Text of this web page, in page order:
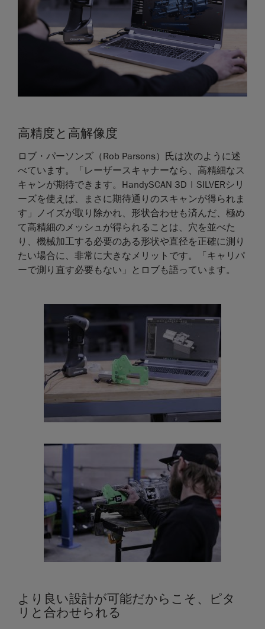
高精度と高解像度
ロブ・パーソンズ（Rob Parsons）氏は次のように述
べています。「レーザースキャナーなら、高精細なス
キャンが期待できます。HandySCAN 3D | SILVERシリ
ーズを使えば、まさに期待通りのスキャンが得られま
す」ノイズが取り除かれ、形状合わせも済んだ、極め
て高精細のメッシュが得られることは、穴を並べた
り、機械加工する必要のある形状や直径を正確に測り
たい場合に、非常に大きなメリットです。「キャリパ
ーで測り直す必要もない」とロブも語っています。
より良い設計が可能だからこそ、ピタ
リと合わせられる